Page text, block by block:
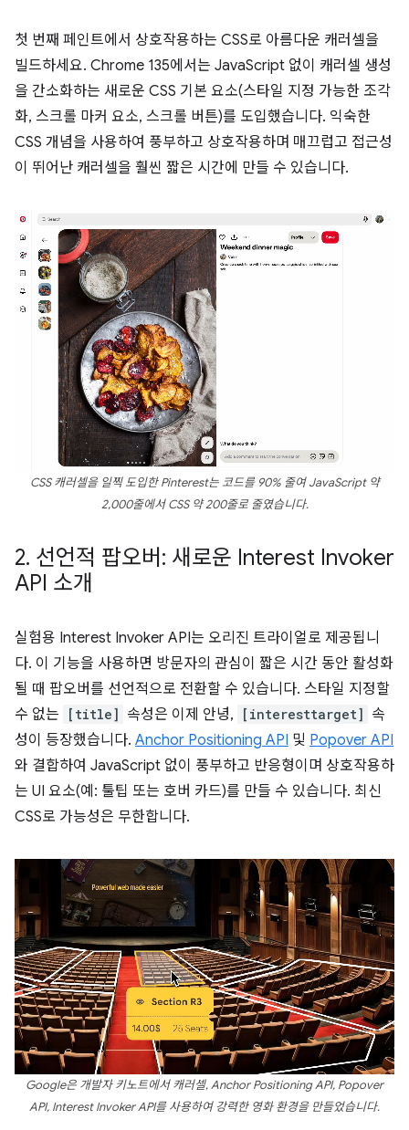
첫 번째 페인트에서 상호작용하는 CSS로 아름다운 캐러셀을
빌드하세요. Chrome 135에서는 JavaScript 없이 캐러셀 생성
을 간소화하는 새로운 CSS 기본 요소(스타일 지정 가능한 조각
화, 스크롤 마커 요소, 스크롤 버튼)를 도입했습니다. 익숙한
CSS 개념을 사용하여 풍부하고 상호작용하며 매끄럽고 접근성
이 뛰어난 캐러셀을 훨씬 짧은 시간에 만들 수 있습니다.
CSS 캐러셀을 일찍 도입한 Pinterest는 코드를 90% 줄여 JavaScript 약
2,000줄에서 CSS 약 200줄로 줄였습니다.
2. 선언적 팝오버: 새로운 Interest Invoker
API 소개
실험용 Interest Invoker API는 오리진 트라이얼로 제공됩니
다. 이 기능을 사용하면 방문자의 관심이 짧은 시간 동안 활성화
될 때 팝오버를 선언적으로 전환할 수 있습니다. 스타일 지정할
수 없는
[title] 속성은 이제 안녕, [interesttarget] 속
성이 등장했습니다. Anchor Positioning API 및 Popover API
와 결합하여 JavaScript 없이 풍부하고 반응형이며 상호작용하
는 UI 요소(예: 툴팁 또는 호버 카드)를 만들 수 있습니다. 최신
CSS로 가능성은 무한합니다.
Google은 개발자 키노트에서 캐러셀, Anchor Positioning API, Popover
API, Interest Invoker API를 사용하여 강력한 영화 환경을 만들었습니다.